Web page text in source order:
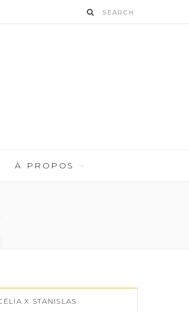
À PROPOS
X STANISLAS